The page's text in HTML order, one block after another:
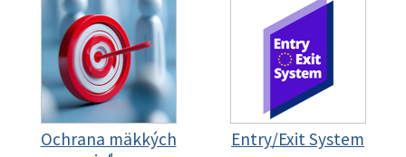
Ochrana mäkkých
Entry/Exit System